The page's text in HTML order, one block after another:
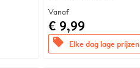
Vanaf
€ 9,99
offers Elke dag lage prijzen